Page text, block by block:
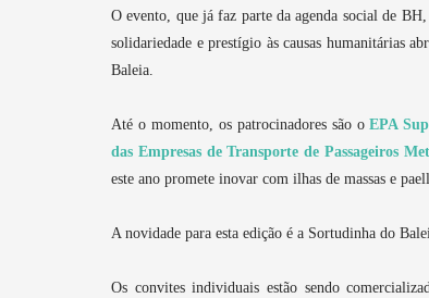
O evento, que já faz parte da agenda social de
solidariedade e prestígio às causas humanitárias
Baleia.
Até o momento, os patrocinadores são oEPA
das Empresas de Transporte de Passageiros
este ano promete inovar com ilhas de massas e
A novidade para esta edição é a Sortudinha do
Os convites individuais estão sendo